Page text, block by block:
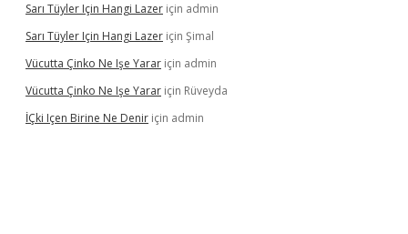
Sarı Tüyler Için Hangi Lazer için admin
Sarı Tüyler Için Hangi Lazer için Şimal
Vücutta Çinko Ne Işe Yarar için admin
Vücutta Çinko Ne Işe Yarar için Rüveyda
İÇki Içen Birine Ne Denir için admin